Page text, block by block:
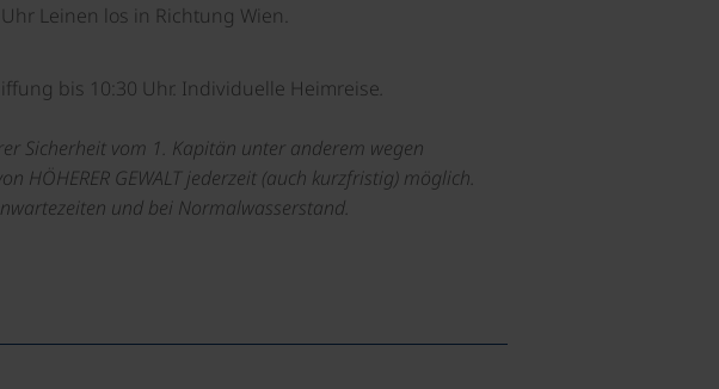
Leinen los in Richtung Wien.
bis 10:30 Uhr. Individuelle Heimreise.
Sicherheit vom 1. Kapitän unter anderem wegen
HÖHERER GEWALT jederzeit (auch kurzfristig) möglich.
und bei Normalwasserstand.